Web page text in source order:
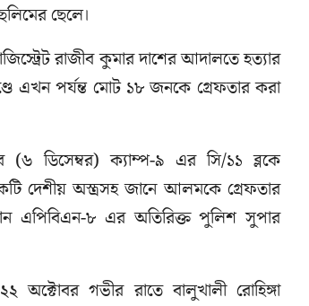
ছেলে।
রাজীব কুমার দাশের আদালতে হত্যার
এখন পর্যন্ত মোট ১৮ জনকে গ্রেফতার করা
ডিসেম্বর) ক্যাম্প-৯ এর সি/১১ ব্লকে
দেশীয় অস্ত্রসহ জানে আলমকে গ্রেফতার
এপিবিএন-৮ এর অতিরিক্ত পুলিশ সুপার
অক্টোবর গভীর রাতে বালুখালী রোহিঙ্গা